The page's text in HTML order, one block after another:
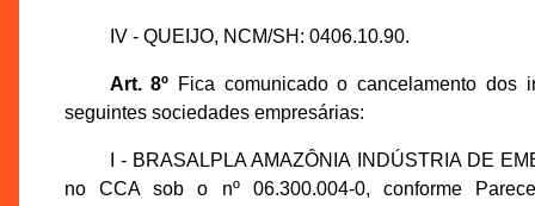
IV - QUEIJO, NCM/SH: 0406.10.90.
Art. 8º Fica comunicado o cancelamento dos
seguintes sociedades empresárias:
I - BRASALPLA AMAZÔNIA INDÚSTRIA DE
no CCA sob o nº 06.300.004-0, conforme